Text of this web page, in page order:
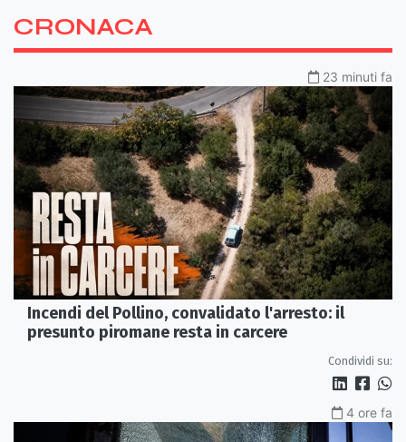
CRONACA
23 minuti fa
Incendi del Pollino, convalidato l'arresto: il
presunto piromane resta in carcere
Condividi su:
4 ore fa